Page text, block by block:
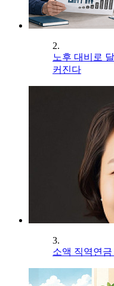
2.
노후 대비로
커진다
3.
소액 직역연